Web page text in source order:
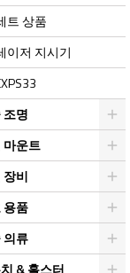
트 상품
이저 지시기
조명
마운트
장비
용품
의류
& 홀스터